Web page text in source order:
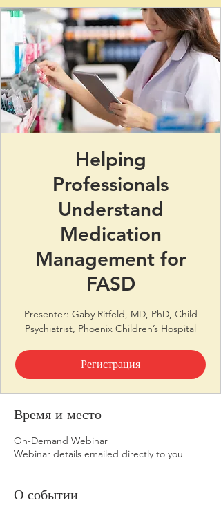
Helping
Professionals
Understand
Medication
Management for
FASD
Presenter: Gaby Ritfeld, MD, PhD, Child
Psychiatrist, Phoenix Children’s Hospital
Регистрация
Время и место
On-Demand Webinar
Webinar details emailed directly to you
О событии